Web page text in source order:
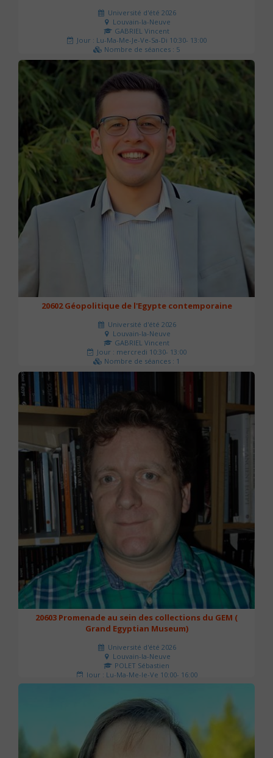
Université d'été 2026
Louvain-la-Neuve
GABRIEL Vincent
Jour : Lu-Ma-Me-Je-Ve-Sa-Di 10:30- 13:00
Nombre de séances : 5
120 €
20602 Géopolitique de l'Egypte contemporaine
Université d'été 2026
Louvain-la-Neuve
GABRIEL Vincent
Jour : mercredi 10:30- 13:00
Nombre de séances : 1
21 €
20603 Promenade au sein des collections du GEM (
Grand Egyptian Museum)
Université d'été 2026
Louvain-la-Neuve
POLET Sébastien
Jour : Lu-Ma-Me-Je-Ve 10:00- 16:00
Nombre de séances : 2